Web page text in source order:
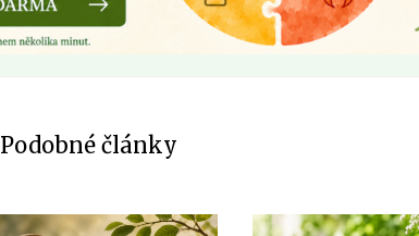
Podobné články